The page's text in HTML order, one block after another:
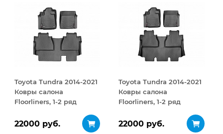
Toyota Tundra 2014-2021
Ковры салона
Floorliners, 1-2 ряд
22000 руб.
Toyota Tundra 2014-2021
Ковры салона
Floorliners, 1-2 ряд
22000 руб.